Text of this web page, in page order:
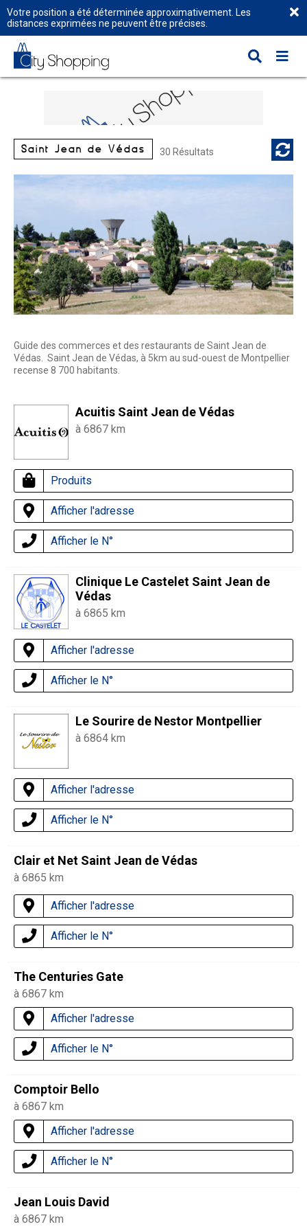
Votre position a été déterminée approximativement. Les
distances exprimées ne peuvent être précises.
Saint Jean de Védas 30 Résultats
Guide des commerces et des restaurants de Saint Jean de
Védas. Saint Jean de Védas, à 5km au sud-ouest de Montpellier
recense 8 700 habitants.
Acuitis Saint Jean de Védas
à 6867 km
Produits
Afficher l'adresse
Afficher le N°
Clinique Le Castelet Saint Jean de
Védas
à 6865 km
Afficher l'adresse
Afficher le N°
Le Sourire de Nestor Montpellier
à 6864 km
Afficher l'adresse
Afficher le N°
Clair et Net Saint Jean de Védas
à 6865 km
Afficher l'adresse
Afficher le N°
The Centuries Gate
à 6867 km
Afficher l'adresse
Afficher le N°
Comptoir Bello
à 6867 km
Afficher l'adresse
Afficher le N°
Jean Louis David
à 6867 km